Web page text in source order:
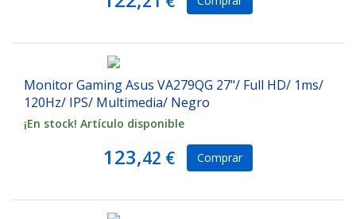
Monitor Gaming Asus VA279QG 27"/ Full HD/ 1ms/
120Hz/ IPS/ Multimedia/ Negro
¡En stock! Artículo disponible
123,42 € Comprar